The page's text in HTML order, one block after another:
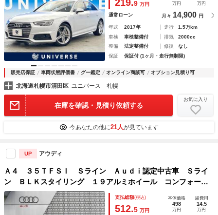
219.9 万円 万円 万円
通常ローン 月々 14,900 円
年式 2017年 走行
1.5万km
車検
車検整備付 排気
2000cc
整備
法定整備付 修復
なし
保証
保証付 (1ヶ月・走行無制限)
販売店保証 車両状態評価書 グー鑑定 オンライン商談可 オプション見積り可
北海道札幌市清田区 ユニバース 札幌
在庫を確認・見積り依頼する
お気に入り
今あなたの他に21人が見ています
UP アウディ
Ａ４ ３５ＴＦＳＩ Ｓライン Ａｕｄｉ認定中古車 Ｓライ
ン ＢＬＫスタイリング １９アルミホイール コンフォート
ＰＫＧ シートヒーター 運転支援機能 サラウンドビューカ
メラ ナッパレザー ＭＴＸヘッドライト ＥＴＣ２．０
支払総額(税込)
512.5 万円
本体価格
498
万円
諸費用
14.5
万円